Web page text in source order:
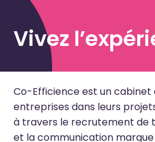
Vivez
Co-Efficience est un cabinet
entreprises dans leurs
à travers le recrutement de
et la communication